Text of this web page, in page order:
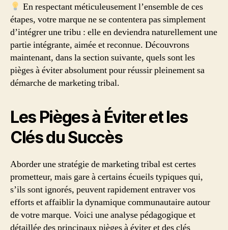
En respectant méticuleusement l’ensemble de ces
étapes, votre marque ne se contentera pas simplement
d’intégrer une tribu : elle en deviendra naturellement une
partie intégrante, aimée et reconnue. Découvrons
maintenant, dans la section suivante, quels sont les
pièges à éviter absolument pour réussir pleinement sa
démarche de marketing tribal.
Les Pièges à Éviter et les
Clés du Succès
Aborder une stratégie de marketing tribal est certes
prometteur, mais gare à certains écueils typiques qui,
s’ils sont ignorés, peuvent rapidement entraver vos
efforts et affaiblir la dynamique communautaire autour
de votre marque. Voici une analyse pédagogique et
détaillée des principaux pièges à éviter et des clés